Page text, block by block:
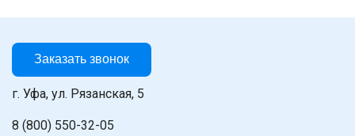
Заказать звонок
г. Уфа, ул. Рязанская, 5
8 (800) 550-32-05